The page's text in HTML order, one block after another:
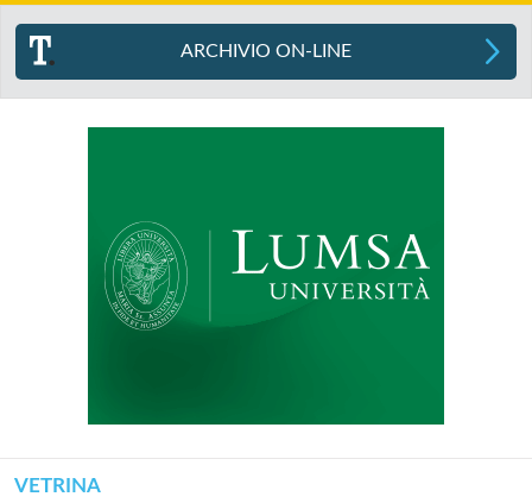
ARCHIVIO ON-LINE
VETRINA